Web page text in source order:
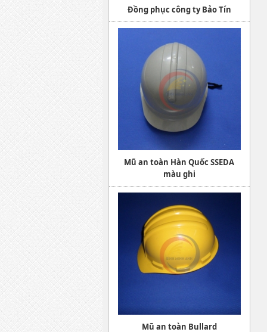
Đồng phục công ty Bảo Tín
Mũ an toàn Hàn Quốc SSEDA
màu ghi
Mũ an toàn Bullard